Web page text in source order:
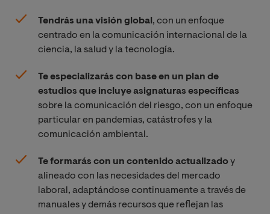
Tendrás una visión global, con un enfoque
centrado en la comunicación internacional de la
ciencia, la salud y la tecnología.
Te especializarás con base en un plan de
estudios que incluye asignaturas específicas
sobre la comunicación del riesgo, con un enfoque
particular en pandemias, catástrofes y la
comunicación ambiental.
Te formarás con un contenido actualizadoy
alineado con las necesidades del mercado
laboral, adaptándose continuamente a través de
manuales y demás recursos que reflejan las